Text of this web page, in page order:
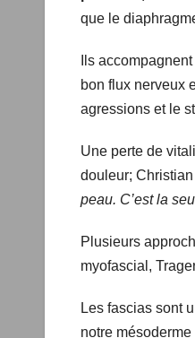
plasticité,
Ils
bon flux nerveux
Une perte de
douleur;
Plusieurs
Les fascias sont